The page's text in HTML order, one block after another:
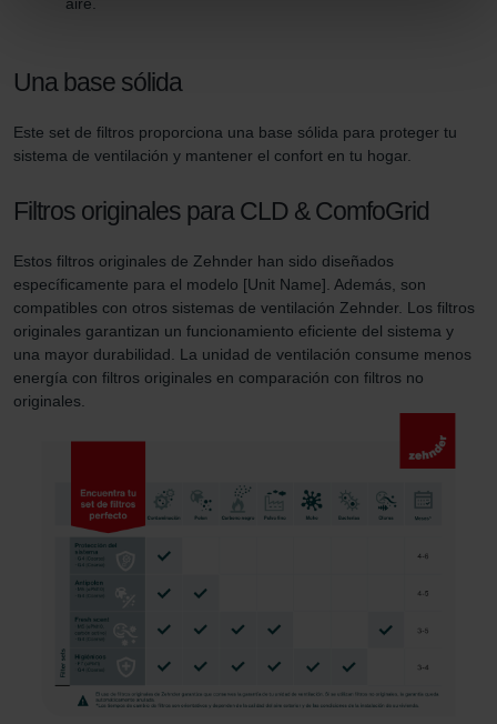
Limitet Şirketi: Web Sitesi Çerezleri
Zehnder Group Sales International: Privacy Policy
Zehnder Group Schweiz AG: Datenschutz
danych Zehnder
Una base sólida
Este set de filtros proporciona una base sólida para proteger tu
sistema de ventilación y mantener el confort en tu hogar.
Filtros originales para CLD & ComfoGrid
Estos filtros originales de Zehnder han sido diseñados
específicamente para el modelo [Unit Name]. Además, son
compatibles con otros sistemas de ventilación Zehnder. Los filtros
originales garantizan un funcionamiento eficiente del sistema y
una mayor durabilidad. La unidad de ventilación consume menos
energía con filtros originales en comparación con filtros no
originales.